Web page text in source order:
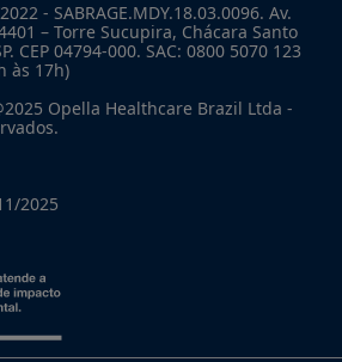
- SABRAGE.MDY.18.03.0096. Av.
– Torre Sucupira, Chácara Santo
CEP 04794-000. SAC: 0800 5070 123
às 17h)
Opella Healthcare Brazil Ltda -
2025